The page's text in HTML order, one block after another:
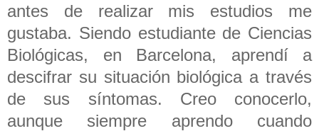
antes de realizar mis estudios me
gustaba. Siendo estudiante de Ciencias
Biológicas, en Barcelona, aprendí a
descifrar su situación biológica a través
de sus síntomas. Creo conocerlo,
aunque siempre aprendo cuando